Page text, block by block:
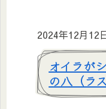
2024年12月12
オイラが
の八（ラ